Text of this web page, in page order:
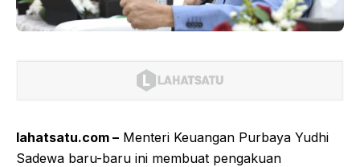
lahatsatu.com – Menteri Keuangan Purbaya Yudhi
Sadewa baru-baru ini membuat pengakuan